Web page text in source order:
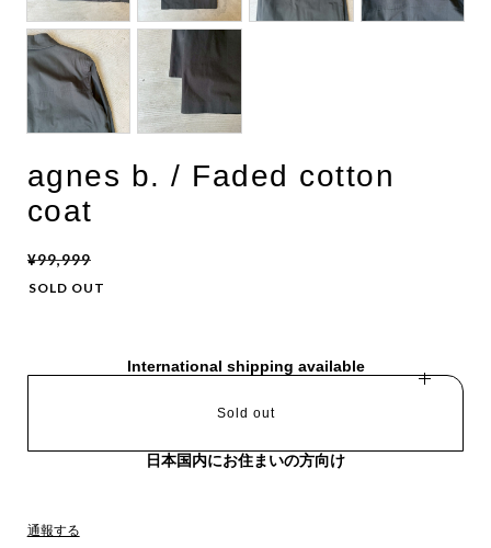
agnes b. / Faded cotton
coat
¥99,999
SOLD OUT
International shipping available
Sold out
日本国内にお住まいの方向け
通報する